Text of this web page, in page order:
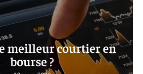
meilleur courtier en
bourse ?